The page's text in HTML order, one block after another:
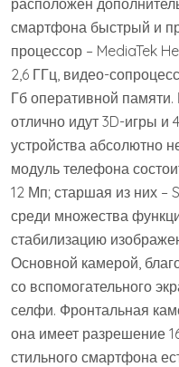
расположен
смартфона быстрый и
процессор – MediaTek
2,6 ГГц, видео-
Гб оперативной
отлично идут 3D-игры и
устройства абсолютно
модуль телефона
12 Мп; старшая из них –
среди множества
стабилизацию
Основной камерой,
со вспомогательного
селфи. Фронтальная
она имеет разрешение
стильного смартфона